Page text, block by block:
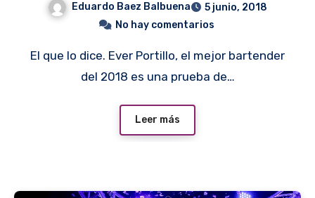
Eduardo Baez Balbuena
5 junio, 2018
No hay comentarios
El que lo dice. Ever Portillo, el mejor bartender
del 2018 es una prueba de…
Leer más